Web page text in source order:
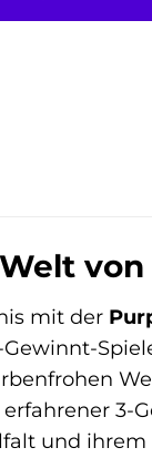
von
mit der
und ihrem